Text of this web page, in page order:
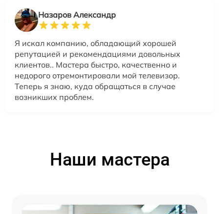
Назаров Александр
Я искал компанию, обладающий хорошей
репутацией и рекомендациями довольных
клиентов.. Мастера быстро, качественно и
недорого отремонтировали мой телевизор.
Теперь я знаю, куда обращаться в случае
возникших проблем.
Наши мастера